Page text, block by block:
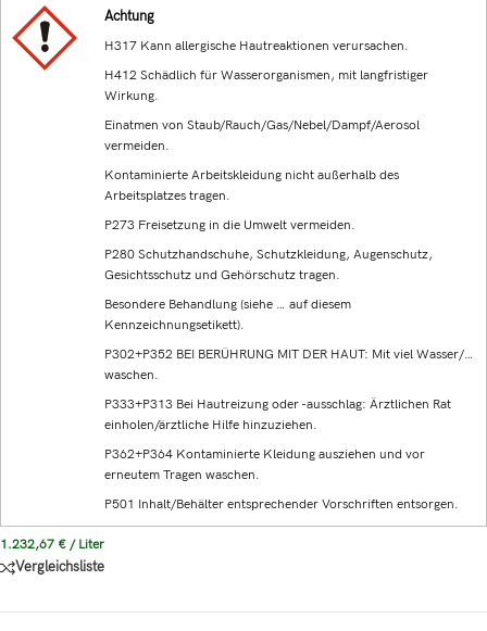
Achtung
H317 Kann allergische Hautreaktionen verursachen.
H412 Schädlich für Wasserorganismen, mit langfristiger
Wirkung.
Einatmen von Staub/Rauch/Gas/Nebel/Dampf/Aerosol
vermeiden.
Kontaminierte Arbeitskleidung nicht außerhalb des
Arbeitsplatzes tragen.
P273 Freisetzung in die Umwelt vermeiden.
P280 Schutzhandschuhe, Schutzkleidung, Augenschutz,
Gesichtsschutz und Gehörschutz tragen.
Besondere Behandlung (siehe … auf diesem
Kennzeichnungsetikett).
P302+P352 BEI BERÜHRUNG MIT DER HAUT: Mit viel Wasser/…
waschen.
P333+P313 Bei Hautreizung oder -ausschlag: Ärztlichen Rat
einholen/ärztliche Hilfe hinzuziehen.
P362+P364 Kontaminierte Kleidung ausziehen und vor
erneutem Tragen waschen.
P501 Inhalt/Behälter entsprechender Vorschriften entsorgen.
1.232,67 € / Liter
Vergleichsliste